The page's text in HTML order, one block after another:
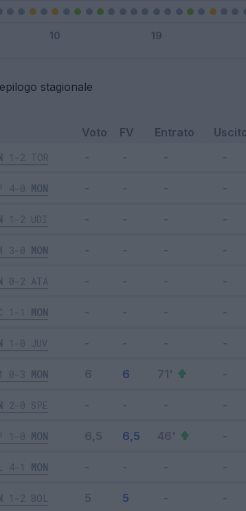
stagionale
Voto FV Entrato
1-2 TOR
4-0 MON
1-2 UDI
3-0 MON
0-2 ATA
1-1 MON
1-0 JUV
0-3 MON
2-0 SPE
1-0 MON
4-1 MON
1-2 BOL